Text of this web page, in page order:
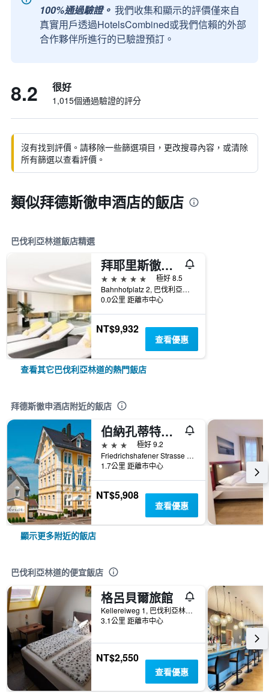
100%通過驗證。 我們收集和顯示的評價僅來自
真實用戶透過HotelsCombined或我們信賴的外部
合作夥伴所進行的已驗證預訂。
8.2 很好
1,015個通過驗證的評分
沒有找到評價。請移除一些篩選項目，更改搜尋內容，或清除
所有篩選以查看評價。
類似拜德斯徹申酒店的飯店
巴伐利亞林道飯店精選
拜耶里斯徹酒店
5星級
極好 8.5
Bahnhofplatz 2, 巴伐利亞林道, 巴伐利亞, 德國
0.0公里 距離市中心
NT$9,932
查看優惠
查看其它巴伐利亞林道的熱門飯店
拜德斯徹申酒店附近的飯店
伯納孔蒂特雷精品酒店
3星級
極好 9.2
Friedrichshafener Strasse 19, 巴伐利亞林道, 巴伐利亞, 德國
1.7公里 距離市中心
NT$5,908
查看優惠
顯示更多附近的飯店
巴伐利亞林道的便宜飯店
格呂貝爾旅館
Kellereiweg 1, 巴伐利亞林道, 巴伐利亞, 德國
3.1公里 距離市中心
NT$2,550
查看優惠